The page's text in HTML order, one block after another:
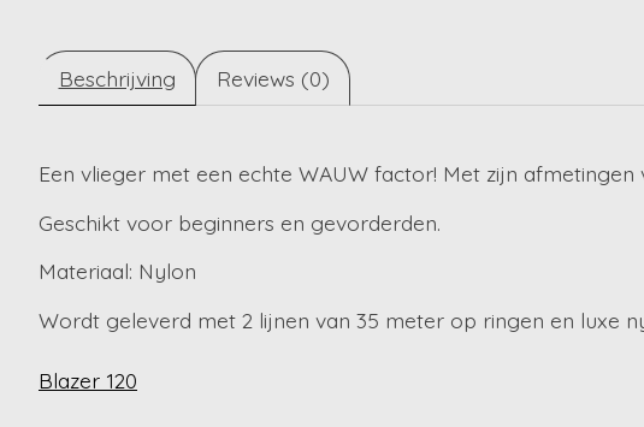
Beschrijving Reviews (0)
Een vlieger met een echte WAUW factor! Met zijn
Geschikt voor beginners en gevorderden.
Materiaal: Nylon
Wordt geleverd met 2 lijnen van 35 meter op ringen en luxe
Blazer 120